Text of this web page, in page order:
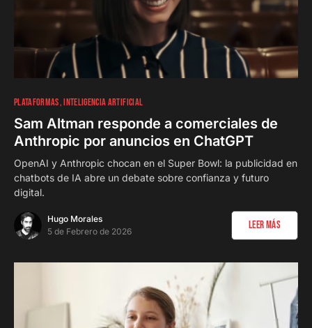
PLATAFORMAS INTELIGENCIA ARTIFICIAL
Sam Altman responde a comerciales de
Anthropic por anuncios en ChatGPT
OpenAI y Anthropic chocan en el Super Bowl: la publicidad en
chatbots de IA abre un debate sobre confianza y futuro
digital.
Hugo Morales
5 de Febrero de 2026
Leer Más